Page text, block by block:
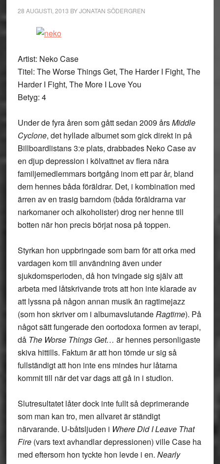
28 AUGUSTI, 2013 BYJONATAN SÖDERGREN
Artist: Neko Case
Titel: The Worse Things Get, The Harder I Fight, The
Harder I Fight, The More I Love You
Betyg: 4
Under de fyra åren som gått sedan 2009 årsMiddle
Cyclone, det hyllade albumet som gick direkt in på
Billboardlistans 3:e plats, drabbades Neko Case av
en djup depression i kölvattnet av flera nära
familjemedlemmars bortgång inom ett par år, bland
dem hennes båda föräldrar. Det, i kombination med
ärren av en trasig barndom (båda föräldrarna var
narkomaner och alkoholister) drog ner henne till
botten när hon precis börjat nosa på toppen.
Styrkan hon uppbringade som barn för att orka med
vardagen kom till användning även under
sjukdomsperioden, då hon tvingade sig själv att
arbeta med låtskrivande trots att hon inte klarade av
att lyssna på någon annan musik än ragtimejazz
(som hon skriver om i albumavslutandeRagtime). På
något sätt fungerade den oortodoxa formen av terapi,
då The Worse Things Get… är hennes personligaste
skiva hittills. Faktum är att hon tömde ur sig så
fullständigt att hon inte ens mindes hur låtarna
kommit till när det var dags att gå in i studion.
Slutresultatet låter dock inte fullt så deprimerande
som man kan tro, men allvaret är ständigt
närvarande. U-båtsljuden i Where Did I Leave That
Fire(vars text avhandlar depressionen) ville Case ha
med eftersom hon tyckte hon levde i en. Nearly